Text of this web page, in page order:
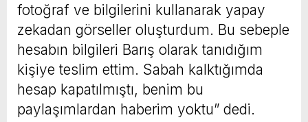
fotoğraf ve bilgilerini kullanarak yapay
zekadan görseller oluşturdum. Bu sebeple
hesabın bilgileri Barış olarak tanıdığım
kişiye teslim ettim. Sabah kalktığımda
hesap kapatılmıştı, benim bu
paylaşımlardan haberim yoktu” dedi.